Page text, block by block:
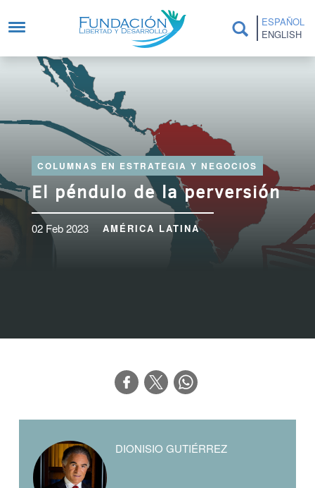
ESPAÑOL
ENGLISH
COLUMNAS EN ESTRATEGIA Y NEGOCIOS
El péndulo de la perversión
02 Feb 2023 AMÉRICA LATINA
DIONISIO GUTIÉRREZ